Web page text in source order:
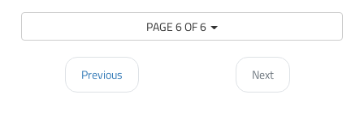
PAGE 6 OF 6
Previous Next